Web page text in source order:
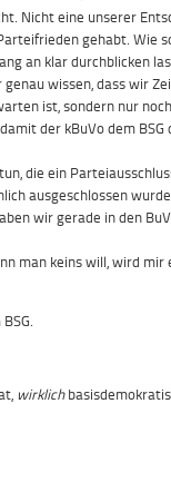
Nicht eine unserer
gehabt. Wie
an klar durchblicken
wissen, dass wir
ist, sondern nur
der kBuVo dem
die ein
ausgeschlossen
wir gerade in den
man keins will, wird mir
wirklich